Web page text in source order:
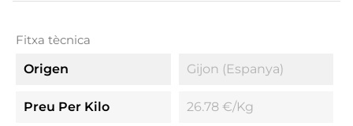
Fitxa tècnica
Origen
Gijon (Espanya)
Preu Per Kilo 26.78 €/kg